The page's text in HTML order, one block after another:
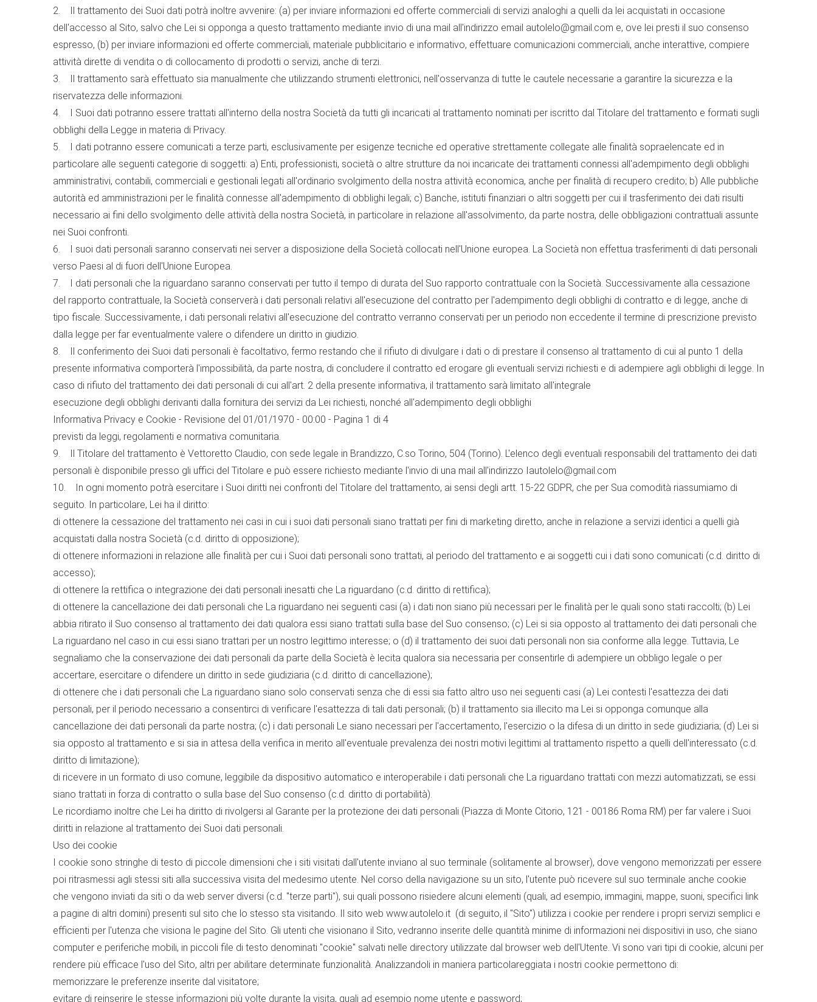
2. Il trattamento dei Suoi dati potrà inoltre avvenire: (a) per inviare informazioni ed offerte commerciali di servizi analoghi a quelli da lei acquistati in occasione
dell'accesso al Sito, salvo che Lei si opponga a questo trattamento mediante invio di una mail all'indirizzo email autolelo@gmail.com e, ove lei presti il suo consenso
espresso, (b) per inviare informazioni ed offerte commerciali, materiale pubblicitario e informativo, effettuare comunicazioni commerciali, anche interattive, compiere
attività dirette di vendita o di collocamento di prodotti o servizi, anche di terzi.
3. Il trattamento sarà effettuato sia manualmente che utilizzando strumenti elettronici, nell'osservanza di tutte le cautele necessarie a garantire la sicurezza e la
riservatezza delle informazioni.
4. I Suoi dati potranno essere trattati all'interno della nostra Società da tutti gli incaricati al trattamento nominati per iscritto dal Titolare del trattamento e formati sugli
obblighi della Legge in materia di Privacy.
5. I dati potranno essere comunicati a terze parti, esclusivamente per esigenze tecniche ed operative strettamente collegate alle finalità sopraelencate ed in
particolare alle seguenti categorie di soggetti: a) Enti, professionisti, società o altre strutture da noi incaricate dei trattamenti connessi all'adempimento degli obblighi
amministrativi, contabili, commerciali e gestionali legati all'ordinario svolgimento della nostra attività economica, anche per finalità di recupero credito; b) Alle pubbliche
autorità ed amministrazioni per le finalità connesse all'adempimento di obblighi legali; c) Banche, istituti finanziari o altri soggetti per cui il trasferimento dei dati risulti
necessario ai fini dello svolgimento delle attività della nostra Società, in particolare in relazione all'assolvimento, da parte nostra, delle obbligazioni contrattuali assunte
nei Suoi confronti.
6. I suoi dati personali saranno conservati nei server a disposizione della Società collocati nell'Unione europea. La Società non effettua trasferimenti di dati personali
verso Paesi al di fuori dell'Unione Europea.
7. I dati personali che la riguardano saranno conservati per tutto il tempo di durata del Suo rapporto contrattuale con la Società. Successivamente alla cessazione
del rapporto contrattuale, la Società conserverà i dati personali relativi all'esecuzione del contratto per l'adempimento degli obblighi di contratto e di legge, anche di
tipo fiscale. Successivamente, i dati personali relativi all'esecuzione del contratto verranno conservati per un periodo non eccedente il termine di prescrizione previsto
dalla legge per far eventualmente valere o difendere un diritto in giudizio.
8. Il conferimento dei Suoi dati personali è facoltativo, fermo restando che il rifiuto di divulgare i dati o di prestare il consenso al trattamento di cui al punto 1 della
presente informativa comporterà l'impossibilità, da parte nostra, di concludere il contratto ed erogare gli eventuali servizi richiesti e di adempiere agli obblighi di legge. In
caso di rifiuto del trattamento dei dati personali di cui all'art. 2 della presente informativa, il trattamento sarà limitato all'integrale
esecuzione degli obblighi derivanti dalla fornitura dei servizi da Lei richiesti, nonché all'adempimento degli obblighi
Informativa Privacy e Cookie - Revisione del 01/01/1970 - 00:00 - Pagina 1 di 4
previsti da leggi, regolamenti e normativa comunitaria.
9. Il Titolare del trattamento è Vettoretto Claudio, con sede legale in Brandizzo, C.so Torino, 504 (Torino). L'elenco degli eventuali responsabili del trattamento dei dati
personali è disponibile presso gli uffici del Titolare e può essere richiesto mediante l'invio di una mail all'indirizzo Iautolelo@gmail.com
10. In ogni momento potrà esercitare i Suoi diritti nei confronti del Titolare del trattamento, ai sensi degli artt. 15-22 GDPR, che per Sua comodità riassumiamo di
seguito. In particolare, Lei ha il diritto:
di ottenere la cessazione del trattamento nei casi in cui i suoi dati personali siano trattati per fini di marketing diretto, anche in relazione a servizi identici a quelli già
acquistati dalla nostra Società (c.d. diritto di opposizione);
di ottenere informazioni in relazione alle finalità per cui i Suoi dati personali sono trattati, al periodo del trattamento e ai soggetti cui i dati sono comunicati (c.d. diritto di
accesso);
di ottenere la rettifica o integrazione dei dati personali inesatti che La riguardano (c.d. diritto di rettifica);
di ottenere la cancellazione dei dati personali che La riguardano nei seguenti casi (a) i dati non siano più necessari per le finalità per le quali sono stati raccolti; (b) Lei
abbia ritirato il Suo consenso al trattamento dei dati qualora essi siano trattati sulla base del Suo consenso; (c) Lei si sia opposto al trattamento dei dati personali che
La riguardano nel caso in cui essi siano trattari per un nostro legittimo interesse; o (d) il trattamento dei suoi dati personali non sia conforme alla legge. Tuttavia, Le
segnaliamo che la conservazione dei dati personali da parte della Società è lecita qualora sia necessaria per consentirle di adempiere un obbligo legale o per
accertare, esercitare o difendere un diritto in sede giudiziaria (c.d. diritto di cancellazione);
di ottenere che i dati personali che La riguardano siano solo conservati senza che di essi sia fatto altro uso nei seguenti casi (a) Lei contesti l'esattezza dei dati
personali, per il periodo necessario a consentirci di verificare l'esattezza di tali dati personali; (b) il trattamento sia illecito ma Lei si opponga comunque alla
cancellazione dei dati personali da parte nostra; (c) i dati personali Le siano necessari per l'accertamento, l'esercizio o la difesa di un diritto in sede giudiziaria; (d) Lei si
sia opposto al trattamento e si sia in attesa della verifica in merito all'eventuale prevalenza dei nostri motivi legittimi al trattamento rispetto a quelli dell'interessato (c.d.
diritto di limitazione);
di ricevere in un formato di uso comune, leggibile da dispositivo automatico e interoperabile i dati personali che La riguardano trattati con mezzi automatizzati, se essi
siano trattati in forza di contratto o sulla base del Suo consenso (c.d. diritto di portabilità).
Le ricordiamo inoltre che Lei ha diritto di rivolgersi al Garante per la protezione dei dati personali (Piazza di Monte Citorio, 121 - 00186 Roma RM) per far valere i Suoi
diritti in relazione al trattamento dei Suoi dati personali.
Uso dei cookie
I cookie sono stringhe di testo di piccole dimensioni che i siti visitati dall'utente inviano al suo terminale (solitamente al browser), dove vengono memorizzati per essere
poi ritrasmessi agli stessi siti alla successiva visita del medesimo utente. Nel corso della navigazione su un sito, l'utente può ricevere sul suo terminale anche cookie
che vengono inviati da siti o da web server diversi (c.d. "terze parti"), sui quali possono risiedere alcuni elementi (quali, ad esempio, immagini, mappe, suoni, specifici link
a pagine di altri domini) presenti sul sito che lo stesso sta visitando. Il sito web www.autolelo.it (di seguito, il "Sito") utilizza i cookie per rendere i propri servizi semplici e
efficienti per l'utenza che visiona le pagine del Sito. Gli utenti che visionano il Sito, vedranno inserite delle quantità minime di informazioni nei dispositivi in uso, che siano
computer e periferiche mobili, in piccoli file di testo denominati "cookie" salvati nelle directory utilizzate dal browser web dell'Utente. Vi sono vari tipi di cookie, alcuni per
rendere più efficace l'uso del Sito, altri per abilitare determinate funzionalità. Analizzandoli in maniera particolareggiata i nostri cookie permettono di:
memorizzare le preferenze inserite dal visitatore;
evitare di reinserire le stesse informazioni più volte durante la visita, quali ad esempio nome utente e password;